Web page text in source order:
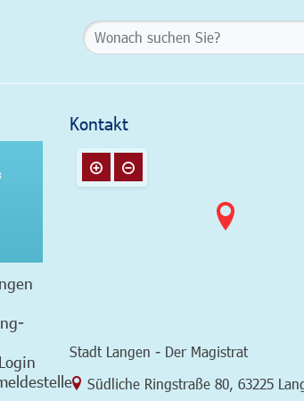
Kontakt
Stadt Langen - Der Magistrat
Link zur Google-Maps Navigation
Südliche Ringstraße 80 63225